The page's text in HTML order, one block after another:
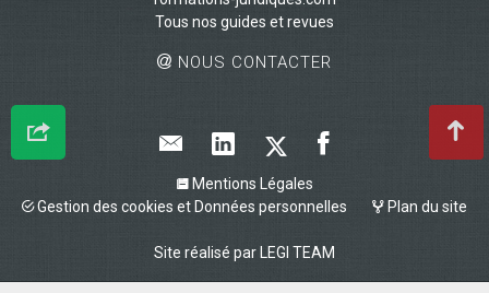
Tous nos guides et revues
NOUS CONTACTER
Mentions Légales
Gestion des cookies et Données personnelles
Plan du site
Site réalisé par LEGI TEAM